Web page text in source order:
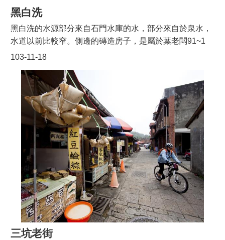
s
h
私
站
會供奉在廟中，大致上是為了排解土地公的寂寞，所以找
個土地婆來和土地公作伴。▲開庄伯公廟開庄伯公廟位於
三坑水尾，是三坑的開庄伯公，也就是最早的三坑伯公廟
（如下圖），現今看到的伯公廟是經過重新整建的，比起
原來的伯公廟大了很多。新建的伯公廟就在舊開庄伯公廟
的旁，伯公廟的位置比道路高出了許多，要祭拜伯公，就
必須徒步走石階，才可爬上伯公廟，站在伯公廟上可以看
到三坑的景色，頗有居高臨下的意味。就在新建的公廟的
同時，三坑的村民卻也保留了舊有的伯公廟（如左圖），
舊的伯公廟前保留了石製的香爐，它固定於地上，廟中破
碎的石碑就上頭寫著福德正神，在石碑前擺放著伯公的圖
像。伯公廟的格局很小，大約只有一坪左右的大小，是我
們走訪所有伯公廟中，格局最小的一個，看起來也是最古
老的，屋頂上長滿了青苔。▲入口伯公廟入口伯公廟位於
往三坑的入口處，就伯公廟的格局及佔地的面積而言，在
走訪的伯公廟中算是很大的了，在這兒有座椅讓人休息。
人口伯公廟的裝飾比較多一些，伯公廟的前方有一對石
獅，比較特別的是有廟裡供奉土地婆，也有暗八仙的裝
飾。
黑白洗
103-11-18
黑白洗的水源部分來自石門水庫的水，部分來自於泉水，
水道以前比較窄。側邊的磚造房子，是屬於葉老闆91~1
號，以前是開電子工廠的，現在已經廢棄了，常年往來的
最初遮雨棚是較靠外的，因為曾被車子撞毀，因向內移了
一些。第二次則因有位老婆婆頭部撞到，因此又把雨棚的
高度調高。黑白洗當初的規劃，是以不破壞原始風貌為
主。故而在建築遮雨棚時，將其基座，至於水道側邊，故
而影響了水流，每逢下雨此處便會淹水，但這是基於保存
地方文化古蹟的考量。
三坑老街